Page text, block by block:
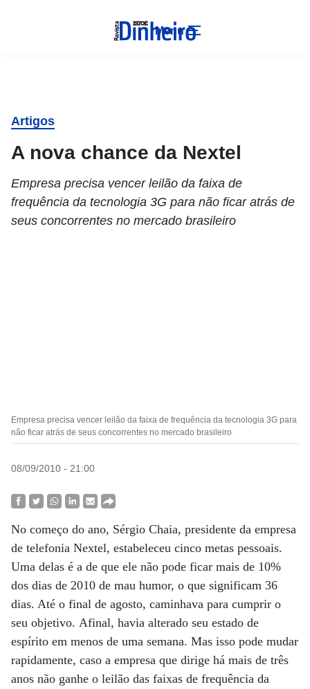
Menu
Artigos
A nova chance da Nextel
Empresa precisa vencer leilão da faixa de
frequência da tecnologia 3G para não ficar atrás de
seus concorrentes no mercado brasileiro
Empresa precisa vencer leilão da faixa de frequência da tecnologia 3G para
não ficar atrás de seus concorrentes no mercado brasileiro
08/09/2010 - 21:00
No começo do ano, Sérgio Chaia, presidente da empresa
de telefonia Nextel, estabeleceu cinco metas pessoais.
Uma delas é a de que ele não pode ficar mais de 10%
dos dias de 2010 de mau humor, o que significam 36
dias. Até o final de agosto, caminhava para cumprir o
seu objetivo. Afinal, havia alterado seu estado de
espírito em menos de uma semana. Mas isso pode mudar
rapidamente, caso a empresa que dirige há mais de três
anos não ganhe o leilão das faixas de frequência da